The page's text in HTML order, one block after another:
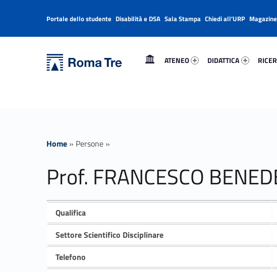
Prof. FRANCESCO BENEDETTO ricerca - Università Roma Tre
ATENEO
DIDATTICA
Header info sidebar
Portale dello studente Disabilità e DSA Sala Stampa Chiedi all’URP Magazine
Home » Persone »
Prof. FRANCESCO
Qualifica
Settore Scientifico Disciplinare
Telefono